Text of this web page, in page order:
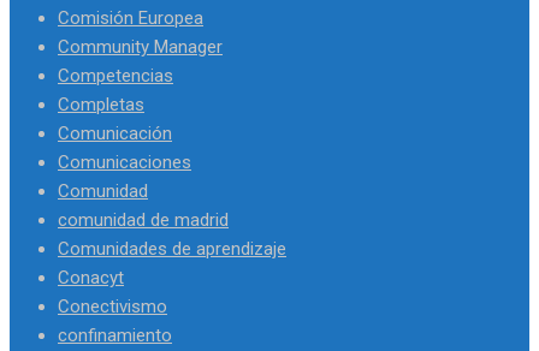
Comisión Europea
Community Manager
Competencias
Completas
Comunicación
Comunicaciones
Comunidad
comunidad de madrid
Comunidades de aprendizaje
Conacyt
Conectivismo
confinamiento